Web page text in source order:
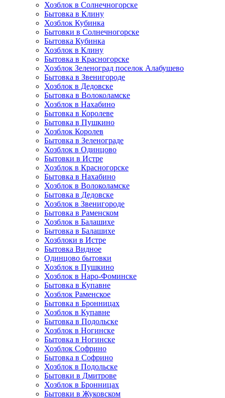
Хозблок в Солнечногорске
Бытовка в Клину
Хозблок Кубинка
Бытовки в Солнечногорске
Бытовка Кубинка
Хозблок в Клину
Бытовка в Красногорске
Хозблок Зеленоград поселок Алабушево
Бытовка в Звенигороде
Хозблок в Дедовске
Бытовка в Волоколамске
Хозблок в Нахабино
Бытовка в Королеве
Бытовкa в Пушкино
Хозблок Королев
Бытовка в Зеленограде
Хозблок в Одинцово
Бытовки в Истре
Хозблок в Красногорске
Бытовка в Нахабино
Хозблок в Волоколамске
Бытовкa в Дедовске
Хозблок в Звенигороде
Бытовка в Раменском
Хозблок в Балашихе
Бытовкa в Балашихе
Хозблоки в Истре
Бытовка Видное
Одинцово бытовки
Хозблок в Пушкино
Хозблок в Наро-Фоминске
Бытовка в Купавне
Хозблок Раменское
Бытовка в Бронницах
Хозблок в Купавне
Бытовка в Подольске
Хозблок в Ногинске
Бытовка в Ногинске
Хозблок Софрино
Бытовка в Софрино
Хозблок в Подольске
Бытовки в Дмитрове
Хозблок в Бронницах
Бытовки в Жуковском